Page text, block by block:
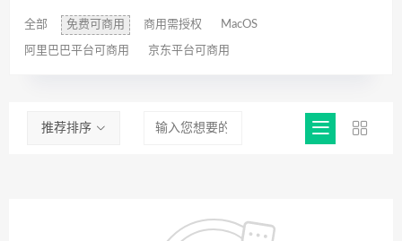
全部 免费可商用 商用需授权 MacOS
阿里巴巴平台可商用 京东平台可商用
推荐排序